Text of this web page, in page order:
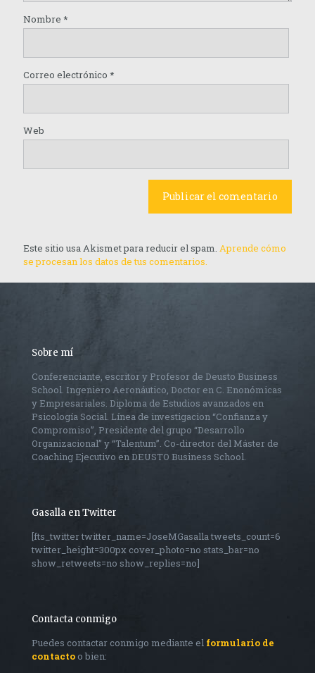
Nombre *
Correo electrónico *
Web
Este sitio usa Akismet para reducir el spam. Aprende cómo
se procesan los datos de tus comentarios.
Sobre mí
Conferenciante, escritor y Profesor de Deusto Business
School. Ingeniero Aeronáutico, Doctor en C. Enonómicas
y Empresariales. Diploma de Estudios avanzados en
Psicología Social. Línea de investigacion “Confianza y
Compromiso”, Presidente del grupo “Desarrollo
Organizacional” y “Talentum”. Co-director del Máster de
Coaching Ejecutivo en DEUSTO Business School.
Gasalla en Twitter
[fts_twitter twitter_name=JoseMGasalla tweets_count=6
twitter_height=300px cover_photo=no stats_bar=no
show_retweets=no show_replies=no]
Contacta conmigo
Puedes contactar conmigo mediante el formulario de
contacto o bien: